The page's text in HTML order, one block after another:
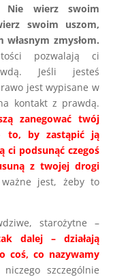
Nie wierz swoim
swoim uszom,
zmysłom.
pozwalają ci
Jeśli jesteś
jest wypisane w
kontakt z prawdą.
zanegować twój
to, by zastąpić ją
ci podsunąć czegoś
z twojej drogi
ważne jest, żeby to
starożytne –
dalej – działają
coś, co nazywamy
szczególnie